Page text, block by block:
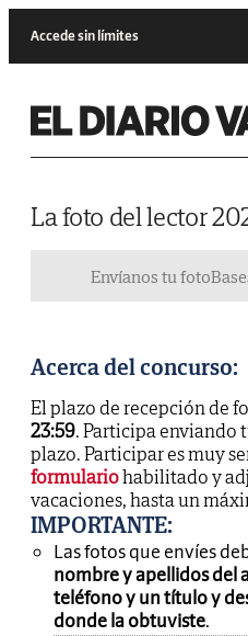
Accede sin límites
La foto del lector
Envíanos tu foto
Acerca del concurso:
El plazo de recepción de
23:59. Participa enviando
plazo. Participar es muy
formulariohabilitado y
vacaciones, hasta un
IMPORTANTE:
Las fotos que envíes
nombre y apellidos del
teléfono y un título y
donde la obtuviste.